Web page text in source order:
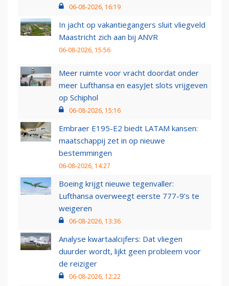
06-08-2026, 16:19
In jacht op vakantiegangers sluit vliegveld
Maastricht zich aan bij ANVR
06-08-2026, 15:56
Meer ruimte voor vracht doordat onder
meer Lufthansa en easyJet slots vrijgeven
op Schiphol
06-08-2026, 15:16
Embraer E195-E2 biedt LATAM kansen:
maatschappij zet in op nieuwe
bestemmingen
06-08-2026, 14:27
Boeing krijgt nieuwe tegenvaller:
Lufthansa overweegt eerste 777-9’s te
weigeren
06-08-2026, 13:36
Analyse kwartaalcijfers: Dat vliegen
duurder wordt, lijkt geen probleem voor
de reiziger
06-08-2026, 12:22